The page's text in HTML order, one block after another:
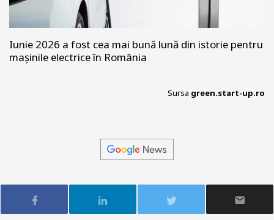
Iunie 2026 a fost cea mai bună lună din istorie pentru
mașinile electrice în România
Sursa green.start-up.ro